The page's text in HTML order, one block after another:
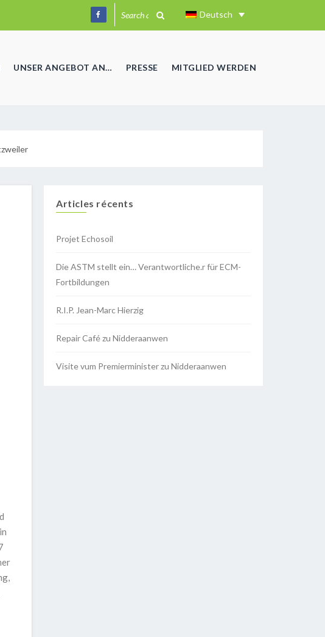
Deutsch
UNSER ANGEBOT AN… PRESSE MITGLIED WERDEN
Articles récents
Projet Echosoil
Die ASTM stellt ein… Verantwortliche.r für ECM-
Fortbildungen
R.I.P. Jean-Marc Hierzig
Repair Café zu Nidderaanwen
Visite vum Premierminister zu Nidderaanwen